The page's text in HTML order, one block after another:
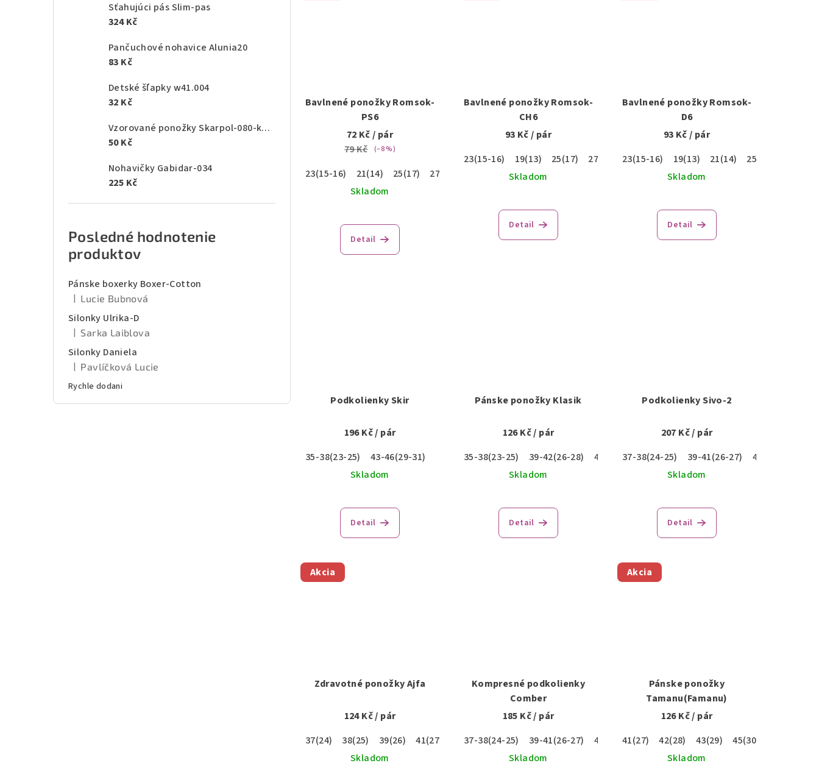
Sťahujúci pás Slim-pas
324 Kč
Pančuchové nohavice Alunia20
83 Kč
Detské šľapky w41.004
32 Kč
Vzorované ponožky Skarpol-080-kaktus
50 Kč
Nohavičky Gabidar-034
225 Kč
Posledné hodnotenie
produktov
Pánske boxerky Boxer-Cotton
Hodnotenie produktu je 5 z 5 hviezdičiek.
Lucie Bubnová
Silonky Ulrika-D
Hodnotenie produktu je 5 z 5 hviezdičiek.
Sarka Laiblova
Silonky Daniela
Hodnotenie produktu je 5 z 5 hviezdičiek.
Pavlíčková Lucie
Rychle dodani
Bavlnené ponožky Romsok-
PS6
72 Kč/ pár
79 Kč
(–8 %)
23(15-16) 21(14) 25(17) 27(18)
Skladom
Detail
Bavlnené ponožky Romsok-
CH6
93 Kč/ pár
23(15-16)
19(13) 25(17) 27(18)
29(19)
Skladom
Detail
Bavlnené ponožky Romsok-
D6
93 Kč/ pár
23(15-16)
19(13) 21(14) 25(17)
Skladom
Detail
Podkolienky Skir
196 Kč/ pár
35-38(23-25)
43-46(29-31)
Skladom
Detail
Pánske ponožky Klasik
126 Kč/ pár
35-38(23-25)
39-42(26-28)
43-46(29-31)
Skladom
hodnotenie
produktu
je
Detail
Podkolienky Sivo-2
207 Kč/ pár
37-38(24-25)
39-41(26-27) 42-43(28-29)
Skladom
Detail
Akcia
Zdravotné ponožky Ajfa
124 Kč/ pár
37(24)
38(25) 39(26)
41(27)
Skladom
Kompresné podkolienky
Comber
185 Kč/ pár
37-38(24-25)
39-41(26-27) 42-43(28-29)
45-47(30-31)
Skladom
Akcia
Pánske ponožky
Tamanu(Famanu)
126 Kč/ pár
41(27)
42(28) 43(29) 45(30)
Skladom